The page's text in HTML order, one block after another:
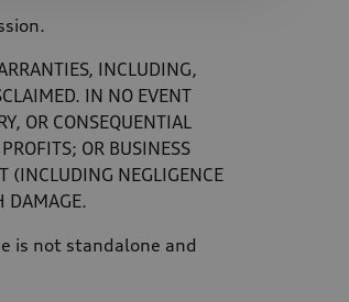
INCLUDING,
IN NO EVENT
OR CONSEQUENTIAL
OR BUSINESS
(INCLUDING NEGLIGENCE
DAMAGE.
is not standalone and